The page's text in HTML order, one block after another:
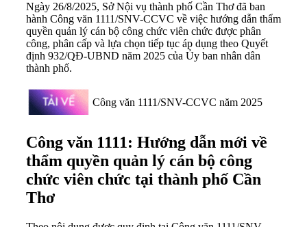
Ngày 26/8/2025, Sở Nội vụ thành phố Cần Thơ đã ban
hành Công văn 1111/SNV-CCVC về việc hướng dẫn thẩm
quyền quản lý cán bộ công chức viên chức được phân
công, phân cấp và lựa chọn tiếp tục áp dụng theo Quyết
định 932/QĐ-UBND năm 2025 của Ủy ban nhân dân
thành phố.
Công văn 1111/SNV-CCVC năm 2025
Công văn 1111: Hướng dẫn mới về
thẩm quyền quản lý cán bộ công
chức viên chức tại thành phố Cần
Thơ